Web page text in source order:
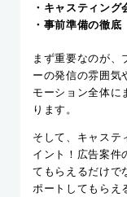
・キャスティング
・事前準備の徹底
まず重要なのが、
ーの発信の雰囲気
モーション全体に
ります。
そして、キャステ
イント！広告案件
てもらえるだけで
ポートしてもらえ